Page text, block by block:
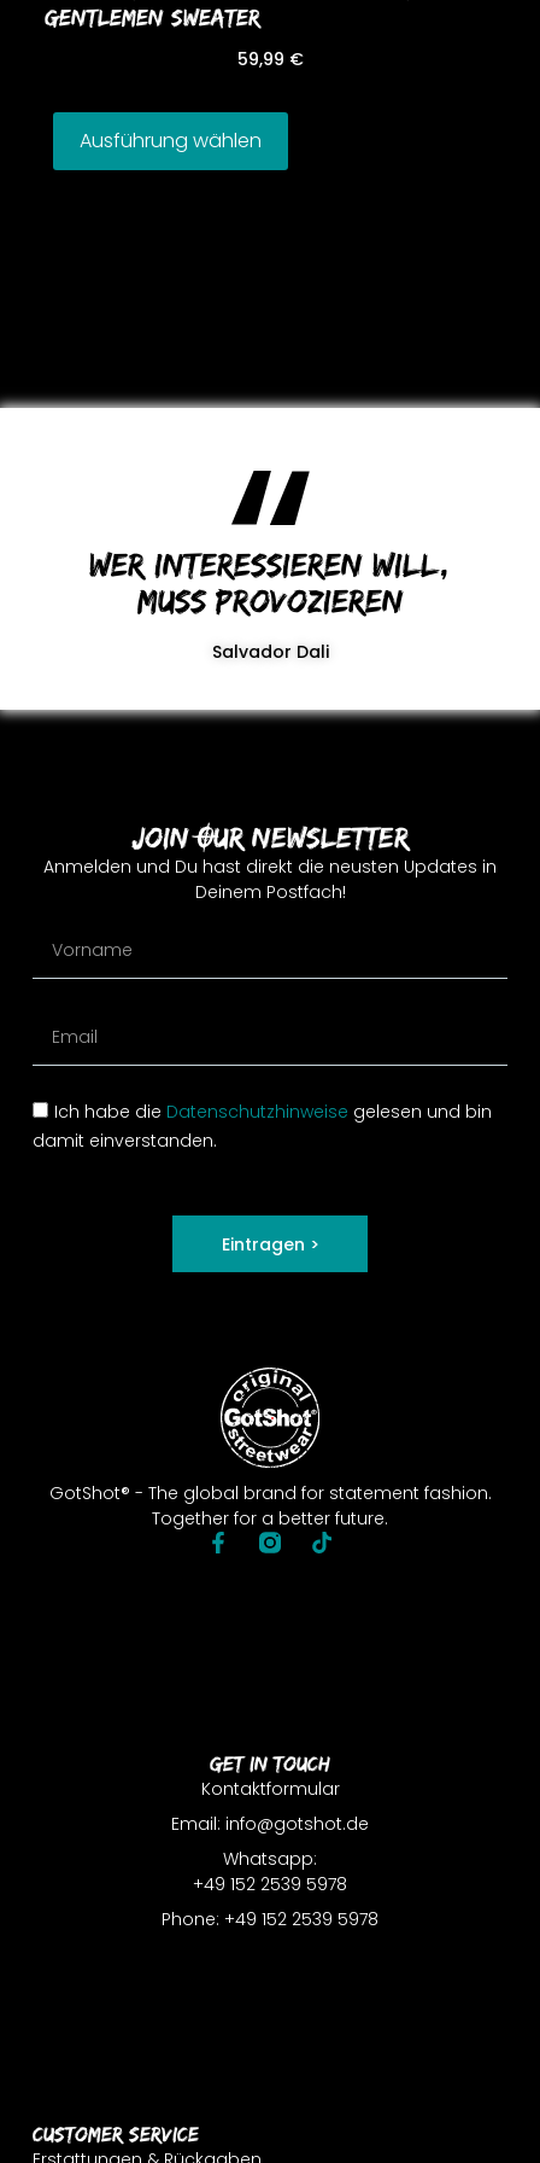
GENTLEMEN SWEATER
59,99 €
Ausführung wählen
Wer interessieren will,
muss provozieren
Salvador Dali
GotShot® - The global brand for statement fashion.
Together for a better future.
Customer Service
Get In Touch
Kontaktformular
Email: info@gotshot.de
Whatsapp:
+49 152 2539 5978
Phone: +49 152 2539 5978
Join Our Newsletter
Anmelden und Du hast direkt die neusten Updates in
Deinem Postfach!
Ich habe die Datenschutzhinweise gelesen und bin
damit einverstanden.
Eintragen >